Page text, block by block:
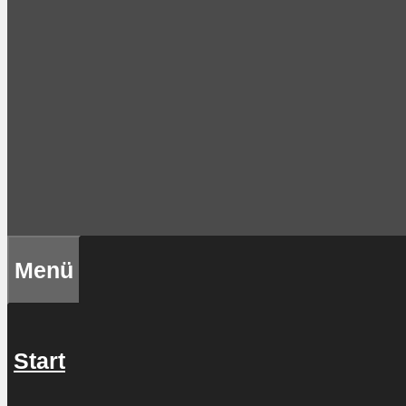
Menü
Start